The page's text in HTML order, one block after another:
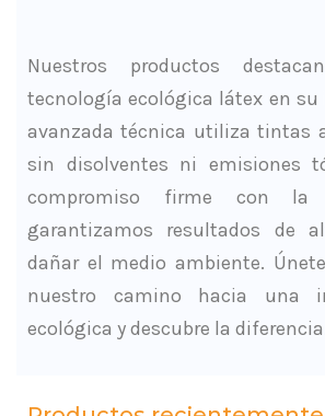
Nuestros productos
tecnología ecológica látex en su
avanzada técnica utiliza tintas
sin disolventes ni emisiones
compromiso firme con la
garantizamos resultados de
dañar el medio ambiente.
nuestro camino hacia una
ecológica y descubre la